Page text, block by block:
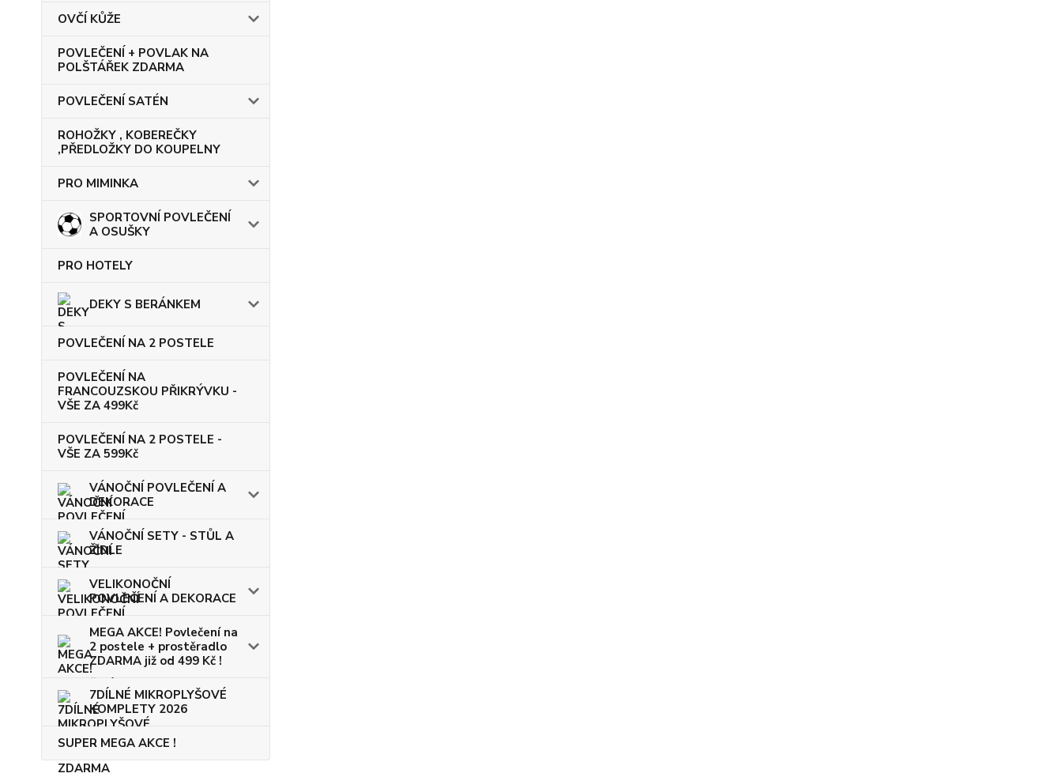
OVČÍ KŮŽE
POVLEČENÍ + POVLAK NA
POLŠTÁŘEK ZDARMA
POVLEČENÍ SATÉN
ROHOŽKY , KOBEREČKY
,PŘEDLOŽKY DO KOUPELNY
PRO MIMINKA
SPORTOVNÍ POVLEČENÍ
A OSUŠKY
PRO HOTELY
DEKY S BERÁNKEM
POVLEČENÍ NA 2 POSTELE
POVLEČENÍ NA
FRANCOUZSKOU PŘIKRÝVKU -
VŠE ZA 499Kč
POVLEČENÍ NA 2 POSTELE -
VŠE ZA 599Kč
VÁNOČNÍ POVLEČENÍ A
DEKORACE
VÁNOČNÍ SETY - STŮL A
ŽIDLE
VELIKONOČNÍ
POVLEČENÍ A DEKORACE
MEGA AKCE! Povlečení na
2 postele + prostěradlo
ZDARMA již od 499 Kč !
7DÍLNÉ MIKROPLYŠOVÉ
KOMPLETY 2026
SUPER MEGA AKCE !